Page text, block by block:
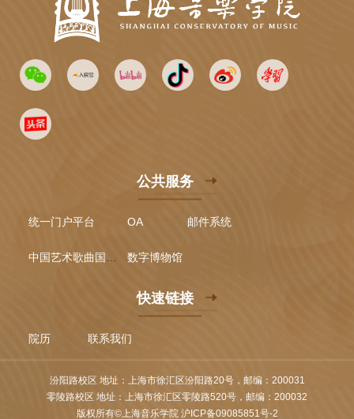
公共服务
统一门户平台 OA 邮件系统
中国艺术歌曲国际声乐比赛 数字博物馆
快速链接
院历 联系我们
汾阳路校区 地址：上海市徐汇区汾阳路20号，邮编：200031
零陵路校区 地址：上海市徐汇区零陵路520号，邮编：200032
版权所有©上海音乐学院 沪ICP备09085851号-2